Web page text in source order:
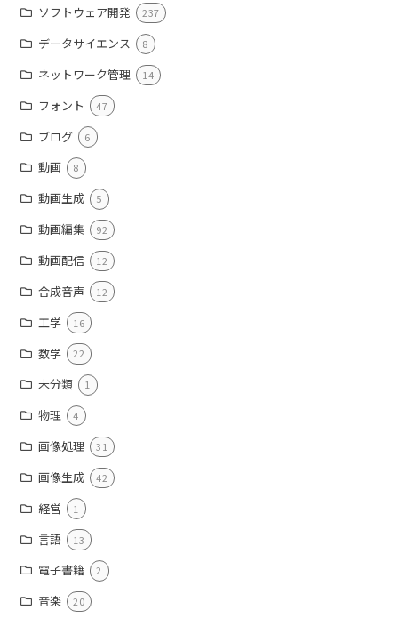
ソフトウェア開発 237
データサイエンス 8
ネットワーク管理 14
フォント 47
ブログ 6
動画 8
動画生成 5
動画編集 92
動画配信 12
合成音声 12
工学 16
数学 22
未分類 1
物理 4
画像処理 31
画像生成 42
経営 1
言語 13
電子書籍 2
音楽 20